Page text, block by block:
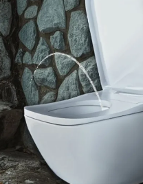
in der Nacht oder eine
Mit modernen
und gesundes
System. Wir planen
Zuhause und